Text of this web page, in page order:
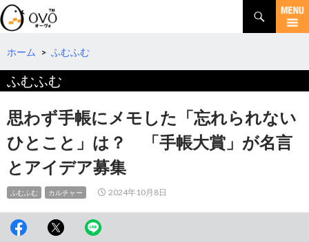
検
索
コ
テ
へ
動
ホーム > ふむふむ
ふむふむ
思わず手帳にメモした「忘れられない
ひとこと」は？ 「手帳大賞」が名言
とアイデア募集
ふむふむ カルチャー 2024年10月8日